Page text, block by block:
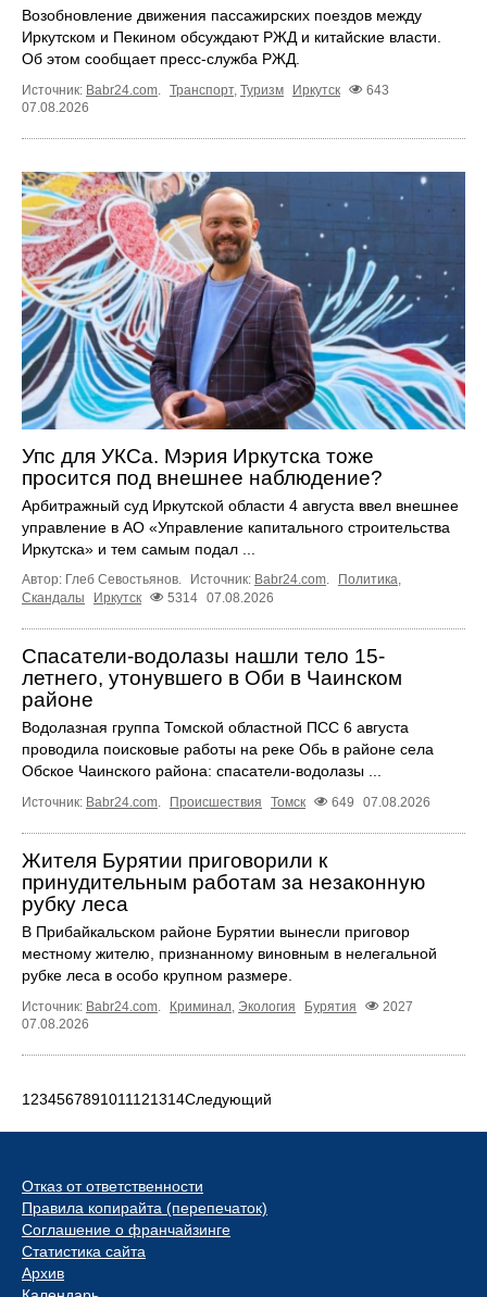
Возобновление движения пассажирских поездов между
Иркутском и Пекином обсуждают РЖД и китайские власти.
Об этом сообщает пресс‑служба РЖД.
Источник: Babr24.com. Транспорт, Туризм Иркутск
643
07.08.2026
Упс для УКСа. Мэрия Иркутска тоже
просится под внешнее наблюдение?
Арбитражный суд Иркутской области 4 августа ввел внешнее
управление в АО «Управление капитального строительства
Иркутска» и тем самым подал ...
Автор: Глеб Севостьянов. Источник: Babr24.com Политика
Скандалы
Иркутск 5314 07.08.2026
Спасатели-водолазы нашли тело 15-
летнего, утонувшего в Оби в Чаинском
районе
Водолазная группа Томской областной ПСС 6 августа
проводила поисковые работы на реке Обь в районе села
Обское Чаинского района: спасатели-водолазы ...
Источник: Babr24.com Происшествия Томск 649 07.08.2026
Жителя Бурятии приговорили к
принудительным работам за незаконную
рубку леса
В Прибайкальском районе Бурятии вынесли приговор
местному жителю, признанному виновным в нелегальной
рубке леса в особо крупном размере.
Источник: Babr24.com. Криминал, Экология Бурятия
2027
07.08.2026
1 234567891011121314Следующий
Отказ от ответственности
Правила копирайта (перепечаток)
Соглашение о франчайзинге
Статистика сайта
Архив